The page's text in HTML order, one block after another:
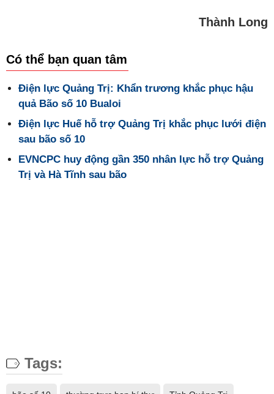
Thành Long
Có thể bạn quan tâm
Điện lực Quảng Trị: Khẩn trương khắc phục hậu
quả Bão số 10 Bualoi
Điện lực Huế hỗ trợ Quảng Trị khắc phục lưới điện
sau bão số 10
EVNCPC huy động gần 350 nhân lực hỗ trợ Quảng
Trị và Hà Tĩnh sau bão
Tags: